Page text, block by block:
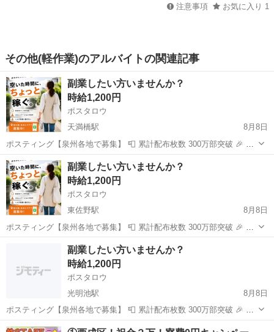
注意事項 お気に入り 1
その他(軽作業)のアルバイトの関連記事
副業したい方いませんか？
時給1,200円
ポスタロウ
天満橋駅
8月8日
ポスティング【泉州各地で募集】 📮 累計配布枚数 300万部突破 🎉 ▶︎
24時間いつでも働ける ▶︎ 一人で気楽に働ける ▶︎ 短時間で働ける ▶︎
大阪 大阪市 天満橋駅 ポスティング
副業したい方いませんか？
時給1,200円
ポスタロウ
東佐野駅
8月8日
ポスティング【泉州各地で募集】 📮 累計配布枚数 300万部突破 🎉 ▶︎
24時間いつでも働ける ▶︎ 一人で気楽に働ける ▶︎ 短時間で働ける ▶︎
泉南郡 東佐野駅 軽作業
副業したい方いませんか？
時給1,200円
ポスタロウ
光明池駅
8月8日
ポスティング【泉州各地で募集】 📮 累計配布枚数 300万部突破 🎉 ▶︎
24時間いつでも働ける ▶︎ 一人で気楽に働ける ▶︎ 短時間で働ける ▶︎
大阪 堺市 光明池駅 ポスティング 一人